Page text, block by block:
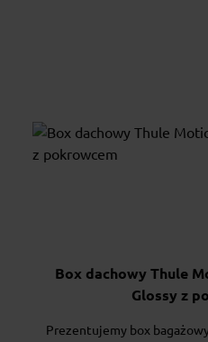
Box dachowy Thule
Glossy z
Prezentujemy box